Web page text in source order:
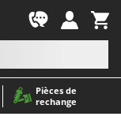
Pièces de
rechange